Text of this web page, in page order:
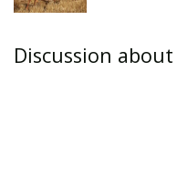
Pero ninguno de
Discussion